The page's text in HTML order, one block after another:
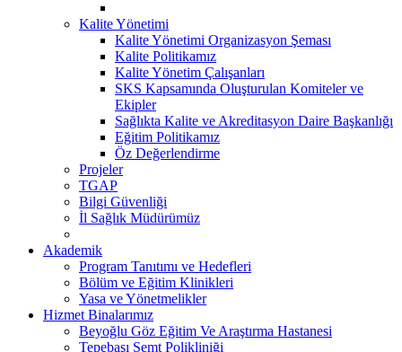
Kalite Yönetimi
Kalite Yönetimi Organizasyon Şeması
Kalite Politikamız
Kalite Yönetim Çalışanları
SKS Kapsamında Oluşturulan Komiteler ve
Ekipler
Sağlıkta Kalite ve Akreditasyon Daire Başkanlığı
Eğitim Politikamız
Öz Değerlendirme
Projeler
TGAP
Bilgi Güvenliği
İl Sağlık Müdürümüz
Akademik
Program Tanıtımı ve Hedefleri
Bölüm ve Eğitim Klinikleri
Yasa ve Yönetmelikler
Hizmet Binalarımız
Beyoğlu Göz Eğitim Ve Araştırma Hastanesi
Tepebaşı Semt Polikliniği